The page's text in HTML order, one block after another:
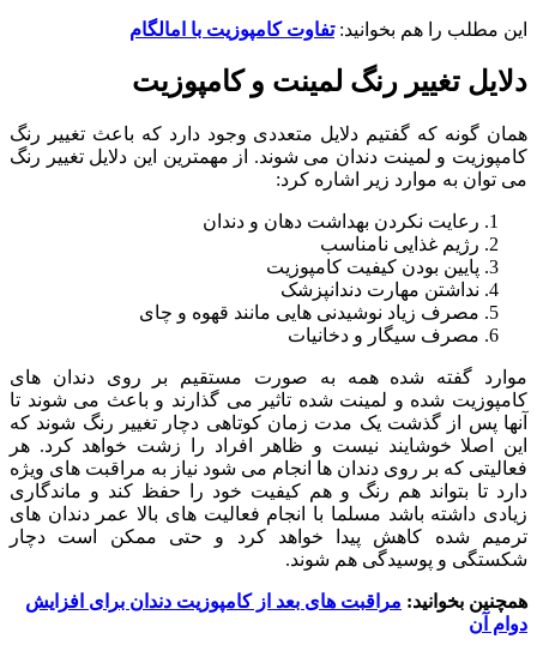
این مطلب را هم بخوانید:تفاوت کامپوزیت با امالگام
دلایل تغییر رنگ لمینت و کامپوزیت
همان گونه که گفتیم دلایل متعددی وجود دارد که باعث تغییر رنگ
کامپوزیت و لمینت دندان می شوند. از مهمترین این دلایل تغییر رنگ
می توان به موارد زیر اشاره کرد:
رعایت نکردن بهداشت دهان و دندان
رژیم غذایی نامناسب
پایین بودن کیفیت کامپوزیت
نداشتن مهارت دندانپزشک
مصرف زیاد نوشیدنی هایی مانند قهوه و چای
مصرف سیگار و دخانیات
موارد گفته شده همه به صورت مستقیم بر روی دندان های
کامپوزیت شده و لمینت شده تاثیر می گذارند و باعث می شوند تا
آنها پس از گذشت یک مدت زمان کوتاهی دچار تغییر رنگ شوند که
این اصلا خوشایند نیست و ظاهر افراد را زشت خواهد کرد. هر
فعالیتی که بر روی دندان ها انجام می شود نیاز به مراقبت های ویژه
دارد تا بتواند هم رنگ و هم کیفیت خود را حفظ کند و ماندگاری
زیادی داشته باشد مسلما با انجام فعالیت های بالا عمر دندان های
ترمیم شده کاهش پیدا خواهد کرد و حتی ممکن است دچار
شکستگی و پوسیدگی هم شوند.
همچنین بخوانید: مراقبت های بعد از کامپوزیت دندان برای افزایش
دوام آن